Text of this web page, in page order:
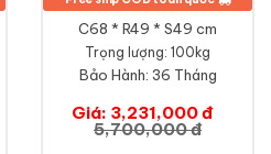
C68 * R49 * S49 cm
Trọng lượng: 100kg
Bảo Hành: 36 Tháng
Giá: 3,231,000 đ
5,700,000 đ